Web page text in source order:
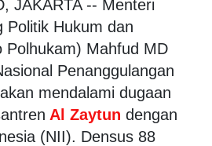
JAKARTA -- Menteri
Politik Hukum dan
Polhukam) Mahfud MD
Penanggulangan
mendalami dugaan
Al Zaytun dengan
(NII). Densus 88